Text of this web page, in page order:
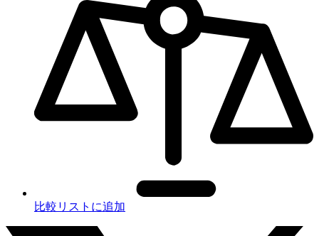
比較リストに追加